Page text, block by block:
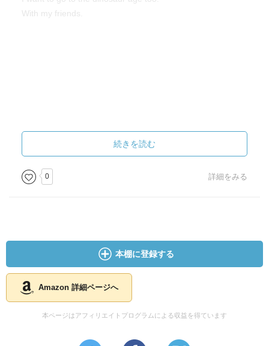
With my friends.
続きを読む
0 詳細をみる
本棚に登録する
Amazon 詳細ページへ
本ページはアフィリエイトプログラムによる収益を得ています